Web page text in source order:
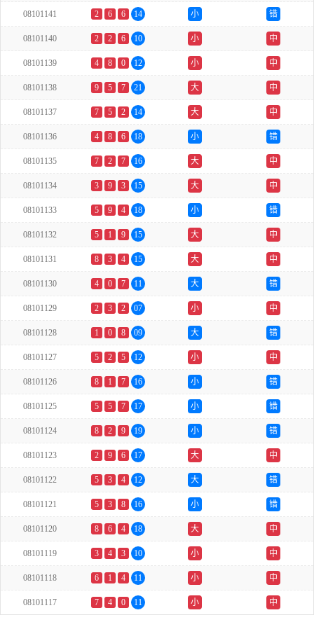
08101141 2 6 6 14 小 错
08101140 2 2 6 10 小 中
08101139 4 8 0 12 小 中
08101138 9 5 7 21 大 中
08101137 7 5 2 14 大 中
08101136 4 8 6 18 小 错
08101135 7 2 7 16 大 中
08101134 3 9 3 15 大 中
08101133 5 9 4 18 小 错
08101132 5 1 9 15 大 中
08101131 8 3 4 15 大 中
08101130 4 0 7 11 大 错
08101129 2 3 2 07 小 中
08101128 1 0 8 09 大 错
08101127 5 2 5 12 小 中
08101126 8 1 7 16 小 错
08101125 5 5 7 17 小 错
08101124 8 2 9 19 小 错
08101123 2 9 6 17 大 中
08101122 5 3 4 12 大 错
08101121 5 3 8 16 小 错
08101120 8 6 4 18 大 中
08101119 3 4 3 10 小 中
08101118 6 1 4 11 小 中
08101117 7 4 0 11 小 中